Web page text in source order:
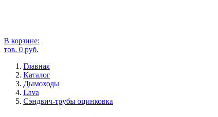
В корзине:
тов. 0 руб.
Главная
Каталог
Дымоходы
Lava
Сэндвич-трубы оцинковка